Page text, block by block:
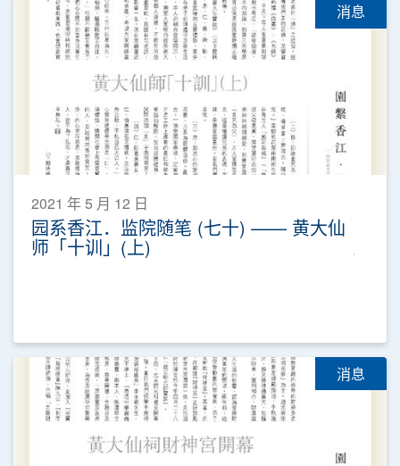
消息
2021 年 5 月 12 日
园系香江．监院随笔 (七十) —— 黄大仙
师「十训」(上)
消息